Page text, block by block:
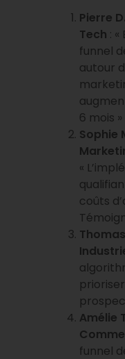
Pierre
Tech :
funnel
autour
6 mois
Sophie
«
coûts
Amélie
funnel